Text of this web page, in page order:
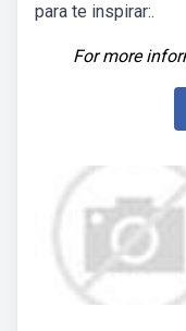
para te inspirar:.
For more